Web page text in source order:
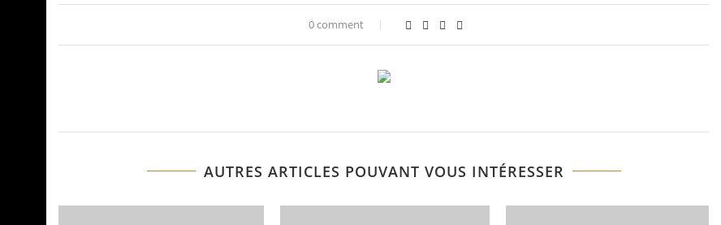
0 comment
AUTRES ARTICLES POUVANT VOUS INTÉRESSER